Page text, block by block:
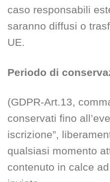
caso responsabili
saranno diffusi o
UE.
Periodo di
(GDPR-Art.13,
conservati fino
iscrizione”,
qualsiasi momento
contenuto in calce